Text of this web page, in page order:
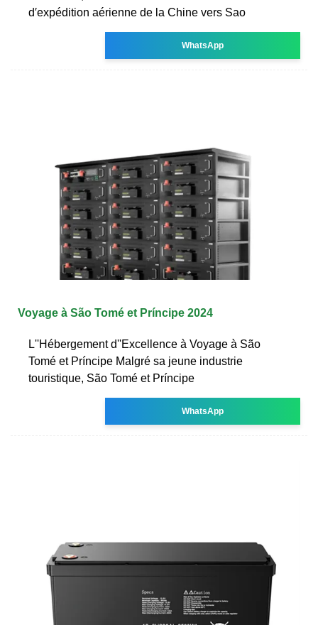
d′expédition aérienne de la Chine vers Sao
WhatsApp
Voyage à São Tomé et Príncipe 2024
L''Hébergement d''Excellence à Voyage à São
Tomé et Príncipe Malgré sa jeune industrie
touristique, São Tomé et Príncipe
WhatsApp